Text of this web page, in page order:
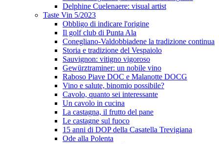
Delphine Cuelenaere: visual artist
Taste Vin 5/2023
Obbligo di indicare l'origine
Il golf club di Punta Ala
Conegliano-Valdobbiadene la tradizione continua
Storia e tradizione del Vespaiolo
Sauvignon: vitigno vigoroso
Gewürztraminer: un nobile vino
Raboso Piave DOC e Malanotte DOCG
Vino e salute, binomio possibile?
Cavolo, quanto sei interessante
Un cavolo in cucina
La castagna, il frutto del pane
Le castagne sul fuoco
15 anni di DOP della Casatella Trevigiana
Ode alla Polenta